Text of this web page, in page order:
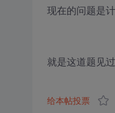
现在的问题是
就是这道题见
给本帖投票